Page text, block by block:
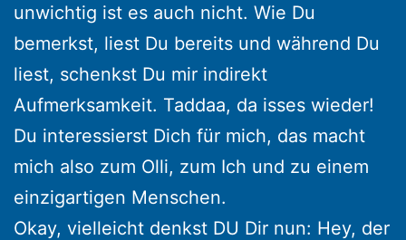
unwichtig ist es auch nicht. Wie Du
bemerkst, liest Du bereits und während Du
liest, schenkst Du mir indirekt
Aufmerksamkeit. Taddaa, da isses wieder!
Du interessierst Dich für mich, das macht
mich also zum Olli, zum Ich und zu einem
einzigartigen Menschen.
Okay, vielleicht denkst DU Dir nun: Hey, der